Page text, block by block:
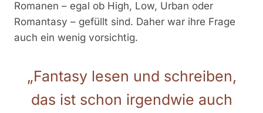
Romanen – egal ob High, Low, Urban oder
Romantasy – gefüllt sind. Daher war ihre Frage
auch ein wenig vorsichtig.
„Fantasy lesen und schreiben,
das ist schon irgendwie auch